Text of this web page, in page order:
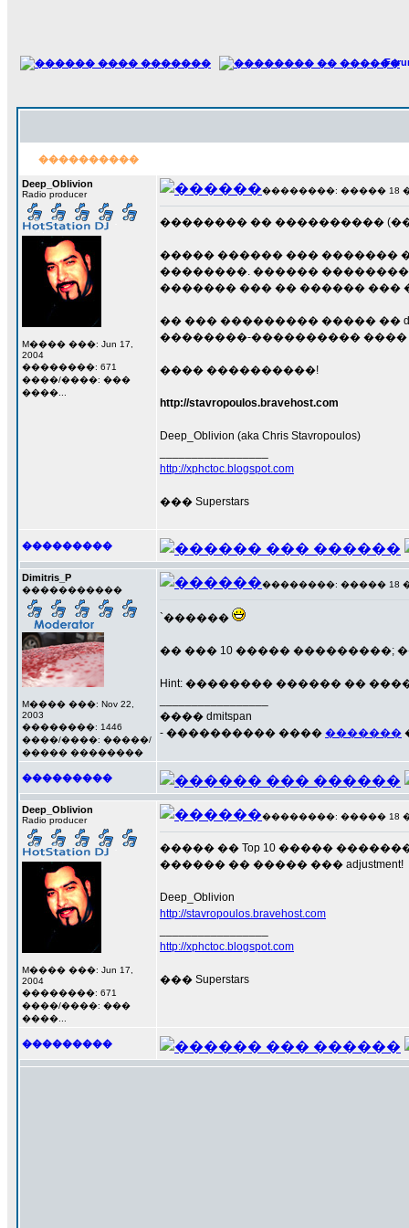
����������
Deep_Oblivion
Radio producer
M���� ���: Jun 17,
2004
��������: 671
����/����: ���
����...
��������: ����� 18 ���
�������� �� ����������
����� ������ ��� �������
��������. ������
������� ��� �� ������ ���
�� ��� ��������� ����� ��
��������-����������
���� ����������!
http://stavropoulos.bravehost.com
Deep_Oblivion (aka Chris Stavropoulos)
http://xphctoc.blogspot.com
��� Superstars
���������
Dimitris_P
�����������
M���� ���: Nov 22,
2003
��������: 1446
����/����: �����/
����� ��������
��������: ����� 18 ���
`������
�� ��� 10 ����� ���������;
Hint: �������� ������ ��
���� dmitspan
- ���������� ���� �������
���������
Deep_Oblivion
Radio producer
M���� ���: Jun 17,
2004
��������: 671
����/����: ���
����...
��������: ����� 18 ���
����� �� Top 10 �����
������ �� ����� ��� adjustment!
Deep_Oblivion
http://stavropoulos.bravehost.com
http://xphctoc.blogspot.com
��� Superstars
���������